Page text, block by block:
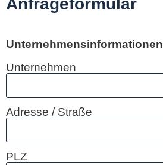
Anfrageformular
Unternehmensinformationen
Unternehmen
Adresse / Straße
PLZ